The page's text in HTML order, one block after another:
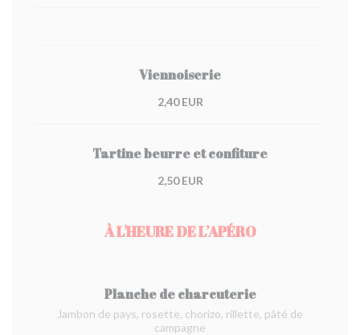
Viennoiserie
2,40 EUR
Tartine beurre et confiture
2,50 EUR
À L'HEURE DE L’APÉRO
Planche de charcuterie
Jambon de pays, rosette, chorizo, rillette, pâté de
campagne